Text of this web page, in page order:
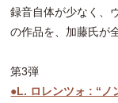
録音自体が少なく、
の作品を、加藤氏が
第3弾
●L. ロレンツォ : “ノ